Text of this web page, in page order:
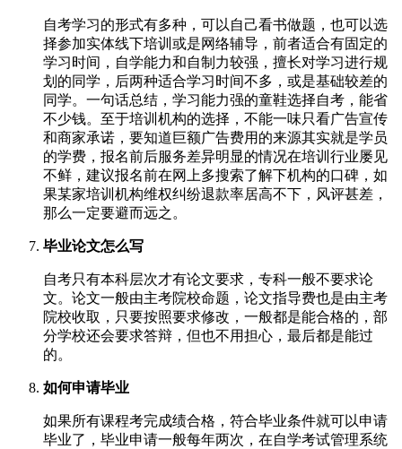
自考学习的形式有多种，可以自己看书做题，也可以选
择参加实体线下培训或是网络辅导，前者适合有固定的
学习时间，自学能力和自制力较强，擅长对学习进行规
划的同学，后两种适合学习时间不多，或是基础较差的
同学。一句话总结，学习能力强的童鞋选择自考，能省
不少钱。至于培训机构的选择，不能一味只看广告宣传
和商家承诺，要知道巨额广告费用的来源其实就是学员
的学费，报名前后服务差异明显的情况在培训行业屡见
不鲜，建议报名前在网上多搜索了解下机构的口碑，如
果某家培训机构维权纠纷退款率居高不下，风评甚差，
那么一定要避而远之。
毕业论文怎么写
自考只有本科层次才有论文要求，专科一般不要求论
文。论文一般由主考院校命题，论文指导费也是由主考
院校收取，只要按照要求修改，一般都是能合格的，部
分学校还会要求答辩，但也不用担心，最后都是能过
的。
如何申请毕业
如果所有课程考完成绩合格，符合毕业条件就可以申请
毕业了，毕业申请一般每年两次，在自学考试管理系统